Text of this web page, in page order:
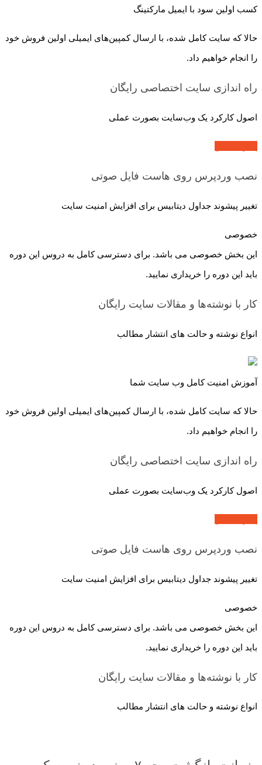
کسب اولین سود با ایمیل مارکتینگ
حالا که سایت کامل شده، با ارسال کمپین‌های ایمیلی اولین فروش خود
را انجام خواهیم داد.
راه اندازی سایت اختصاصی رایگان
اصول کارکرد یک وب‌سایت بصورت عملی
نصب وردپرس روی هاست فایل صوتی
تغییر پیشوند جداول دیتابیس برای افزایش امنیت سایت
خصوصی
این بخش خصوصی می باشد. برای دسترسی کامل به دروس این دوره
باید این دوره را خریداری نمایید.
کار با نوشته‌ها و مقالات سایت رایگان
انواع نوشته و حالت های انتشار مطالب
آموزش امنیت کامل وب سایت شما
حالا که سایت کامل شده، با ارسال کمپین‌های ایمیلی اولین فروش خود
را انجام خواهیم داد.
راه اندازی سایت اختصاصی رایگان
اصول کارکرد یک وب‌سایت بصورت عملی
نصب وردپرس روی هاست فایل صوتی
تغییر پیشوند جداول دیتابیس برای افزایش امنیت سایت
خصوصی
این بخش خصوصی می باشد. برای دسترسی کامل به دروس این دوره
باید این دوره را خریداری نمایید.
کار با نوشته‌ها و مقالات سایت رایگان
انواع نوشته و حالت های انتشار مطالب